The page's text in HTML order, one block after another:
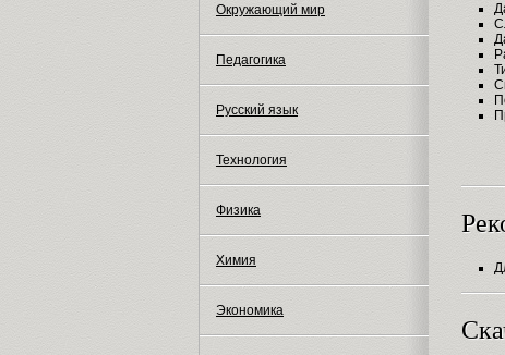
Окружающий мир
Педагогика
Русский язык
Технология
Физика
Химия
Экономика